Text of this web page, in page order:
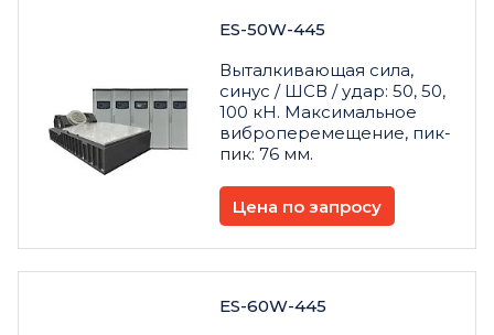
ES-50W-445
Выталкивающая сила,
синус / ШСВ / удар: 50, 50,
100 кН. Максимальное
виброперемещение, пик-
пик: 76 мм.
Цена по запросу
ES-60W-445